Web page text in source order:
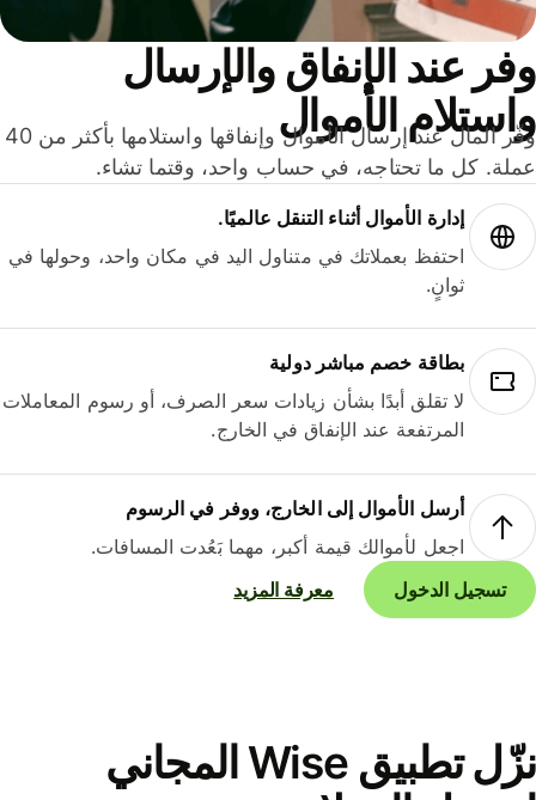
عند الإنفاق والإرسال
الأموال
وفّر المال عند إرسال الأموال وإنفاقها واستلامها بأكثر من 40
كل ما تحتاجه، في حساب واحد، وقتما تشاء.
إدارة الأموال أثناء التنقل عالميًا.
احتفظ بعملاتك في متناول اليد في مكان واحد، وحولها في
ثوانٍ.
بطاقة خصم مباشر دولية
لا تقلق أبدًا بشأن زيادات سعر الصرف، أو رسوم المعاملات
المرتفعة عند الإنفاق في الخارج.
أرسل الأموال إلى الخارج، ووفر في الرسوم
اجعل لأموالك قيمة أكبر، مهما بَعُدت المسافات.
تسجيل الدخول
معرفة المزيد
نزّل تطبيق Wise المجاني